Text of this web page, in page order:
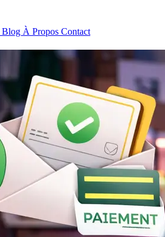
Blog À Propos Contact